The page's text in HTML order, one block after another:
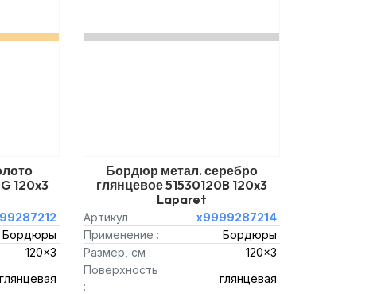
120x3
Бордюры
120x3
глянцевая
Бордюр метал. серебро
глянцевое 51530120B 120x3
Laparet
Артикул
х9999287214
Применение :
Бордюры
Размер, см :
120x3
Поверхность
:
глянцевая